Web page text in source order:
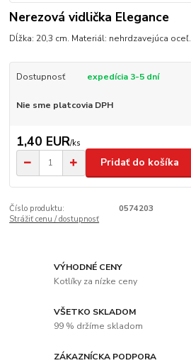
Nerezová vidlička Elegance
Dĺžka: 20,3 cm. Materiál: nehrdzavejúca oceľ.
Dostupnosť expedícia 3-5 dní
Nie sme platcovia DPH
1,40 EUR/ks
Pridať do košíka
Číslo produktu:
0574203
Strážiť cenu / dostupnosť
VÝHODNÉ CENY
Kotlíky za nízke ceny
VŠETKO SKLADOM
99 % držíme skladom
ZÁKAZNÍCKA PODPORA